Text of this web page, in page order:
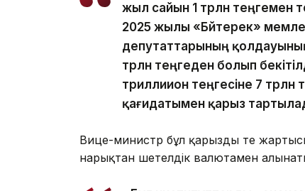
жыл сайын 1 трлн теңгемен
2025 жылы «Бәйтерек»
депутаттарының
трлн теңгеден болып
триллиион теңгесіне 7
қағидатымен қарыз
Вице-министр бұл қарыздың тең
нарықтан шетелдік валютамен